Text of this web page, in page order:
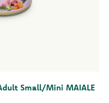
Small/Mini MAIALE